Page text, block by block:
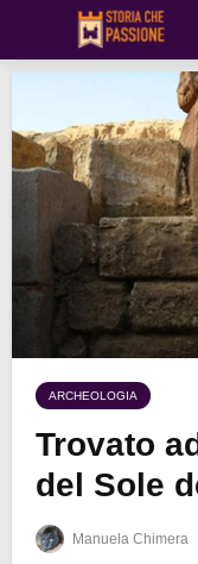
ARCHEOLOGIA
Trovato
del Sole
Manuela Chimera